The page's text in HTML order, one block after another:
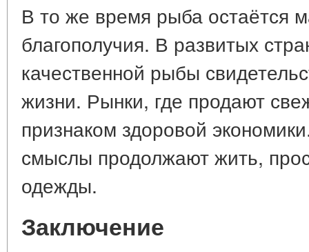
В то же время рыба остаётся
благополучия. В развитых
качественной рыбы
жизни. Рынки, где продают
признаком здоровой
смыслы продолжают жить,
одежды.
Заключение